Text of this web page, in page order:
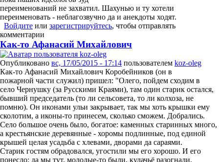
переименований не захватил. Шахунью и ту хотели
переименовать - неблагозвучно да и анекдоты ходят.
Войдите или зарегистрируйтесь, чтобы отправлять
комментарии
Как-то Афанасий Михайлович
Опубликовано вс, 17/05/2015 - 17:14 пользователем koz-oleg
Как-то Афанасий Михайлович Коробейников (он в
пожарной части служил) пришел: "Олего, пойдем сходим в
село Чернушку (за Русскими Краями), там один старик остался,
бывший председатель (то ли сельсовета, то ли колхоза, не
помню). Он иконами ульи закрывает, так мы хоть крышки ему
сколотим, а иконы-то принесем, сколько сможем. Добрались.
Село большое очень было, богатое: каменных старинных много,
а крестьянские деревянные - хоромы подлинные, под единой
крышей целая усадьба с хлевами, дворами да сараями.
Старик гостям обрадовался, угостили мы его хорошо. И его
понесло: да мы тут, молодые-то были, кулачьё разогнали,